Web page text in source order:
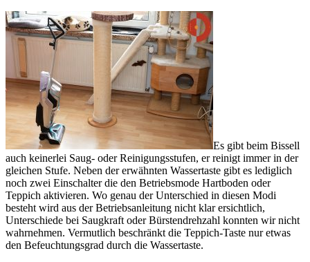
Es gibt beim Bissell
auch keinerlei Saug- oder Reinigungsstufen, er reinigt immer in der
gleichen Stufe. Neben der erwähnten Wassertaste gibt es lediglich
noch zwei Einschalter die den Betriebsmode Hartboden oder
Teppich aktivieren. Wo genau der Unterschied in diesen Modi
besteht wird aus der Betriebsanleitung nicht klar ersichtlich,
Unterschiede bei Saugkraft oder Bürstendrehzahl konnten wir nicht
wahrnehmen. Vermutlich beschränkt die Teppich-Taste nur etwas
den Befeuchtungsgrad durch die Wassertaste.